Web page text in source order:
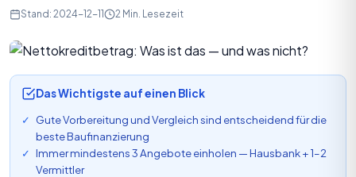
Stand: 2024-12-11 2 Min. Lesezeit
Das Wichtigste auf einen Blick
Gute Vorbereitung und Vergleich sind entscheidend für die
beste Baufinanzierung
Immer mindestens 3 Angebote einholen — Hausbank + 1–2
Vermittler